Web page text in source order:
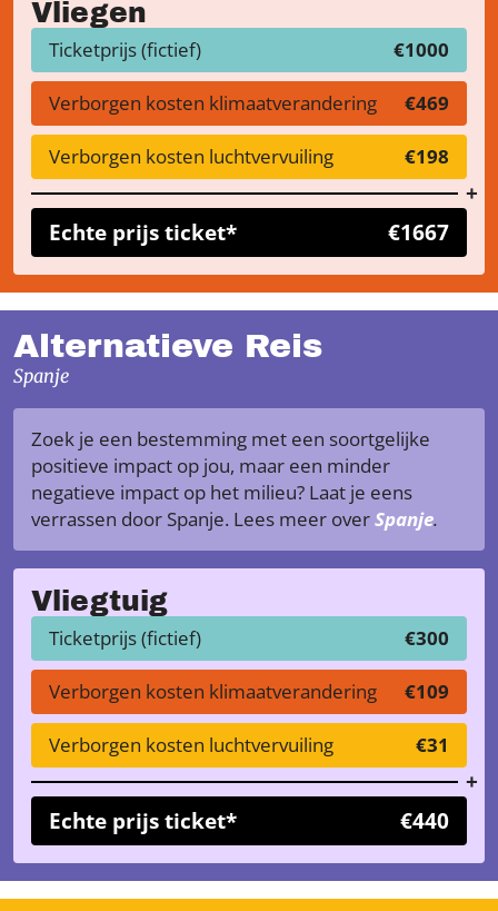
Vliegen
Ticketprijs (fictief) €1000
Verborgen kosten klimaatverandering €469
Verborgen kosten luchtvervuiling €198
Echte prijs ticket* €1667
Alternatieve Reis
Spanje
Zoek je een bestemming met een soortgelijke
positieve impact op jou, maar een minder
negatieve impact op het milieu? Laat je eens
verrassen door Spanje. Lees meer overSpanje.
Vliegtuig
Ticketprijs (fictief) €300
Verborgen kosten klimaatverandering €109
Verborgen kosten luchtvervuiling €31
Echte prijs ticket* €440